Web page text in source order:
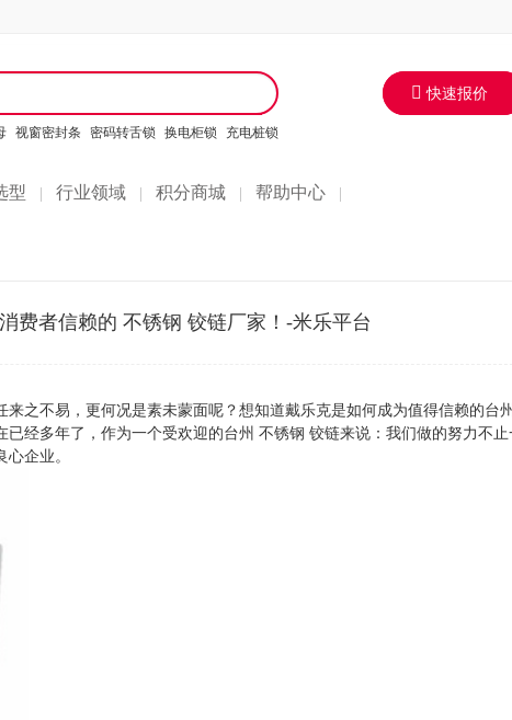
视窗密封条 密码转舌锁 换电柜锁 充电桩锁
型 行业领域 积分商城 帮助中心
快速报价
费者信赖的 不锈钢 铰链厂家！-米乐平台
之不易，更何况是素未蒙面呢？想知道戴乐克是如何成为值得信赖的台
经多年了，作为一个受欢迎的台州 不锈钢 铰链来说：我们做的努力不
企业。